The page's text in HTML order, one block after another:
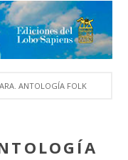
ANTOLOGÍA FOLK